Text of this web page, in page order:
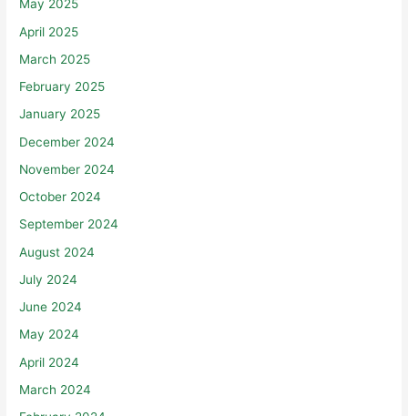
April 2025
March 2025
February 2025
January 2025
December 2024
November 2024
October 2024
September 2024
August 2024
July 2024
June 2024
May 2024
April 2024
March 2024
February 2024